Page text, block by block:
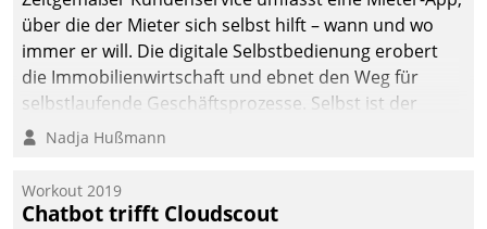
über die der Mieter sich selbst hilft – wann und wo
immer er will. Die digitale Selbstbedienung erobert
die Immobilienwirtschaft und ebnet den Weg für
selbstlaufende Geschäftsprozesse. Selbst ist der
Kunde und smart der Serviceanbieter.
Nadja Hußmann
Workout 2019
Chatbot trifft Cloudscout